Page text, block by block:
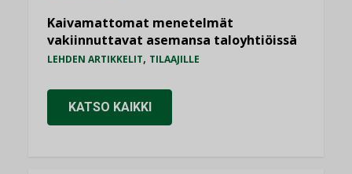
Kaivamattomat menetelmät
vakiinnuttavat asemansa taloyhtiöissä
LEHDEN ARTIKKELIT, TILAAJILLE
KATSO KAIKKI